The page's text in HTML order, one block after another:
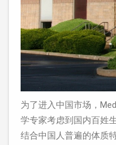
为了进入中国市场，
学专家考虑到国内百姓
结合中国人普遍的体质